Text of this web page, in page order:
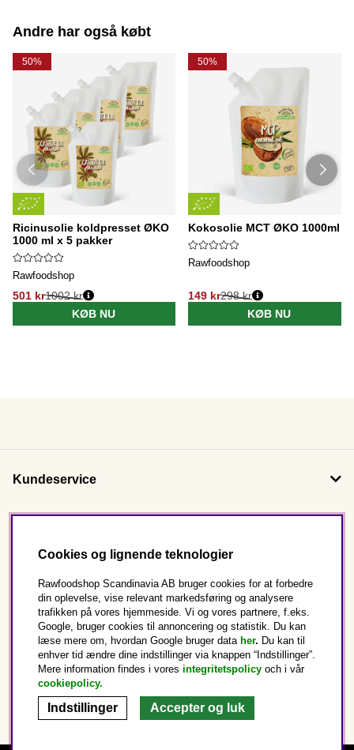
Andre har også købt
50%
Ricinusolie koldpresset ØKO
1000 ml x 5 pakker
Rawfoodshop
501 kr1002 kr
KØB NU
50%
Kokosolie MCT ØKO 1000ml
Rawfoodshop
149 kr298 kr
KØB NU
Kundeservice
Dette er Rawfoodshop
Danmark
Cookies og lignende teknologier
Rawfoodshop Scandinavia AB bruger cookies for at forbedre
din oplevelse, vise relevant markedsføring og analysere
trafikken på vores hjemmeside. Vi og vores partnere, f.eks.
Google, bruger cookies til annoncering og statistik. Du kan
læse mere om, hvordan Google bruger data her. Du kan til
enhver tid ændre dine indstillinger via knappen “Indstillinger”.
Mere information findes i vores integritetspolicy och i vår
cookiepolicy.
Indstillinger Accepter og luk